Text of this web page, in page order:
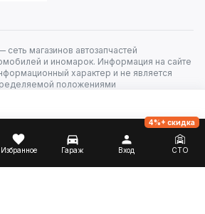
магазинов автозапчастей
и иномарок. Информация на сайте
характер и не является
положениями
Избранное Гараж Вход СТО
4%+ скидка